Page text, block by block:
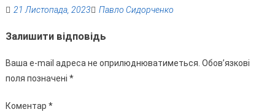
21 Листопада, 2023 Павло Сидорченко
Залишити відповідь
Ваша e-mail адреса не оприлюднюватиметься. Обов’язкові
поля позначені *
Коментар *